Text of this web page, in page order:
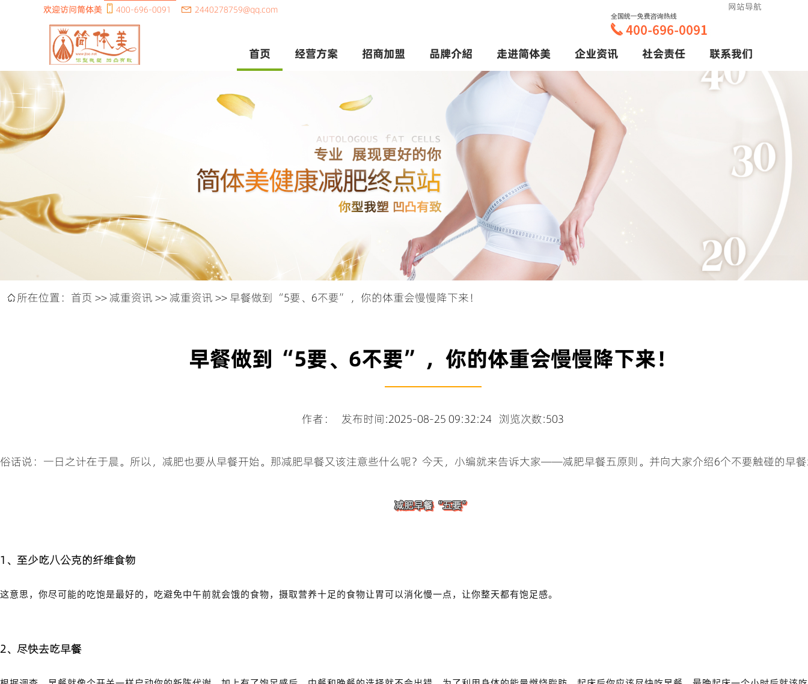
欢迎访问简体美 400-696-0091 2440278759@qq.com 网站导航
联系我们
社会责任
企业资讯
走进简体美
品牌介紹
招商加盟
经营方案
首页
所在位置： 首页 >>减重资讯 >>减重资讯 >> 早餐做到“5要、6不要”，你的体重会慢慢降下来！
早餐做到“5要、6不要”，你的体重会慢慢降下来！
作者： 发布时间:2025-08-25 09:32:24 浏览次数:503
俗话说：一日之计在于晨。所以，减肥也要从早餐开始。那减肥早餐又该注意些什么呢？今天，小编就来告诉大家——减肥早餐五原则。并向大家介绍6个不要触碰的早
减肥早餐“五要”
1、至少吃八公克的纤维食物
这意思，你尽可能的吃饱是最好的，吃避免中午前就会饿的食物，摄取营养十足的食物让胃可以消化慢一点，让你整天都有饱足感。
2、尽快去吃早餐